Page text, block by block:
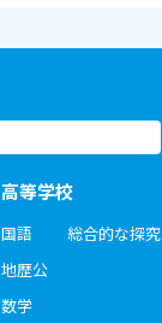
高等学校
国語
地歴公
数学
総合的な探究